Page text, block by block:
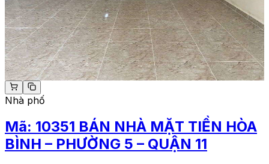
Nhà phố
Mã: 10351 BÁN NHÀ MẶT TIỀN HÒA
BÌNH – PHƯỜNG 5 – QUẬN 11